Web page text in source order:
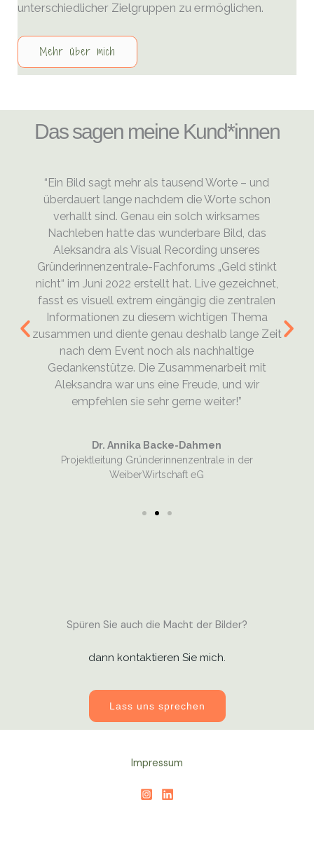
unterschiedlicher Zielgruppen zu ermöglichen.
Mehr über mich
Das sagen meine Kund*innen
“Ein Bild sagt mehr als tausend Worte – und
überdauert lange nachdem die Worte schon
verhallt sind. Genau ein solch wirksames
Nachleben hatte das wunderbare Bild, das
Aleksandra als Visual Recording unseres
Gründerinnenzentrale-Fachforums „Geld stinkt
nicht“ im Juni 2022 erstellt hat. Live gezeichnet,
fasst es visuell extrem eingängig die zentralen
Informationen zu diesem wichtigen Thema
zusammen und diente genau deshalb lange Zeit
nach dem Event noch als nachhaltige
Gedankenstütze. Die Zusammenarbeit mit
Aleksandra war uns eine Freude, und wir
empfehlen sie sehr gerne weiter!”
Dr. Annika Backe-Dahmen
Projektleitung Gründerinnenzentrale in der
WeiberWirtschaft eG
Spüren Sie auch die Macht der Bilder?
dann kontaktieren Sie mich.
Lass uns sprechen
Impressum